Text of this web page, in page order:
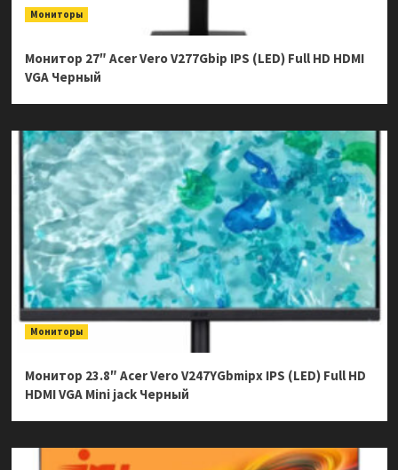
Мониторы
Монитор 27″ Acer Vero V277Gbip IPS (LED) Full HD HDMI
VGA Черный
Мониторы
Монитор 23.8″ Acer Vero V247YGbmipx IPS (LED) Full HD
HDMI VGA Mini jack Черный